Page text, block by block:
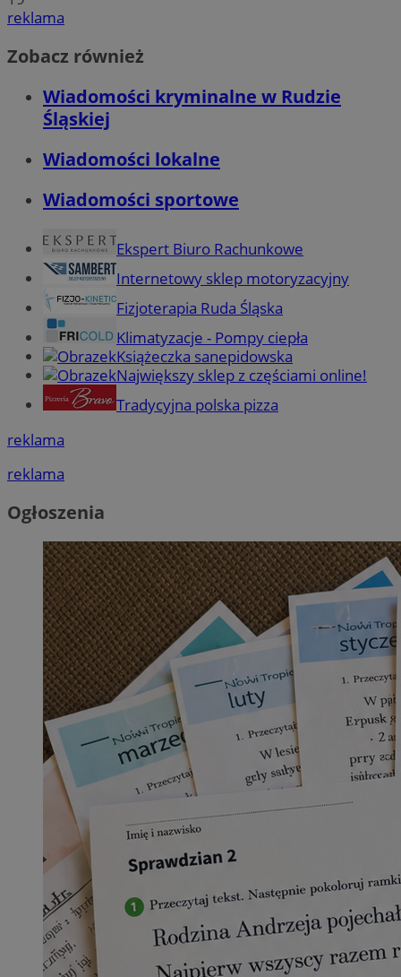
reklama
Zobacz również
Wiadomości kryminalne w Rudzie
Śląskiej
Wiadomości lokalne
Wiadomości sportowe
Ekspert Biuro Rachunkowe
Internetowy sklep motoryzacyjny
Fizjoterapia Ruda Śląska
Klimatyzacje - Pompy ciepła
Książeczka sanepidowska
Największy sklep z częściami online!
Tradycyjna polska pizza
reklama
reklama
Ogłoszenia